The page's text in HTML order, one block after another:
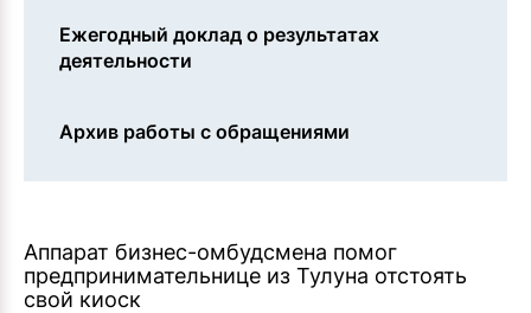
Ежегодный доклад о результатах
деятельности
Архив работы с обращениями
Аппарат бизнес-омбудсмена помог
предпринимательнице из Тулуна отстоять
свой киоск